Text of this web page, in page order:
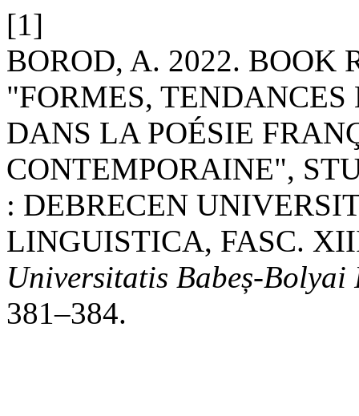
[1]
BOROD, A. 2022.
"FORMES,
DANS LA POÉSIE
CONTEMPORAINE",
: DEBRECEN
LINGUISTICA, FASC.
Universitatis Babeș-
381–384.